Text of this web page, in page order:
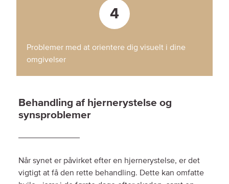
4
Problemer med at orientere dig visuelt i dine
omgivelser
Behandling af hjernerystelse og
synsproblemer
Når synet er påvirket efter en hjernerystelse, er det
vigtigt at få den rette behandling. Dette kan omfatte